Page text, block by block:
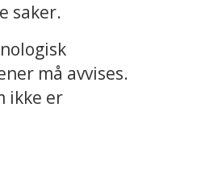
saker.
må avvises.
ikke er